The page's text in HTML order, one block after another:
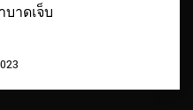
บาดเจ็บ